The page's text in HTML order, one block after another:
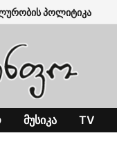
პოლიტიკა
ᲛᲣᲡᲘᲙᲐ TV